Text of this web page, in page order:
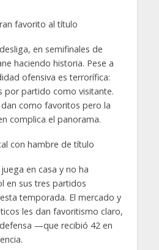
favorito al título
en semifinales de
haciendo historia. Pese a
ofensiva es terrorífica:
por partido como visitante.
como favoritos pero la
complica el panorama.
con hambre de título
en casa y no ha
en sus tres partidos
temporada. El mercado y
les dan favoritismo claro,
—que recibió 42 en